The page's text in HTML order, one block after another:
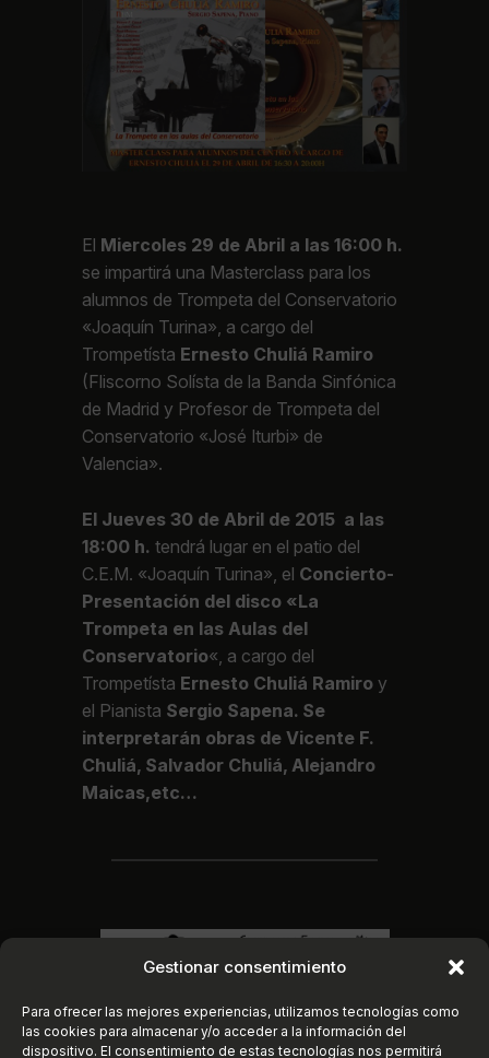
Gestionar consentimiento
Para ofrecer las mejores experiencias, utilizamos tecnologías como
las cookies para almacenar y/o acceder a la información del
dispositivo. El consentimiento de estas tecnologías nos permitirá
El Miercoles 29 de Abril a las 16:00 h.
se impartirá una Masterclass para los
alumnos de Trompeta del Conservatorio
«Joaquín Turina», a cargo del
Trompetísta Ernesto Chuliá Ramiro
(Fliscorno Solísta de la Banda Sinfónica
de Madrid y Profesor de Trompeta del
Conservatorio «José Iturbi» de
Valencia».
El Jueves 30 de Abril de 2015 a las
18:00 h. tendrá lugar en el patio del
C.E.M. «Joaquín Turina», el Concierto-
Presentación del disco «La
Trompeta en las Aulas del
Conservatorio«, a cargo del
Trompetísta Ernesto Chuliá Ramiro y
el Pianista Sergio Sapena. Se
interpretarán obras de Vicente F.
Chuliá, Salvador Chuliá, Alejandro
Maicas,etc…